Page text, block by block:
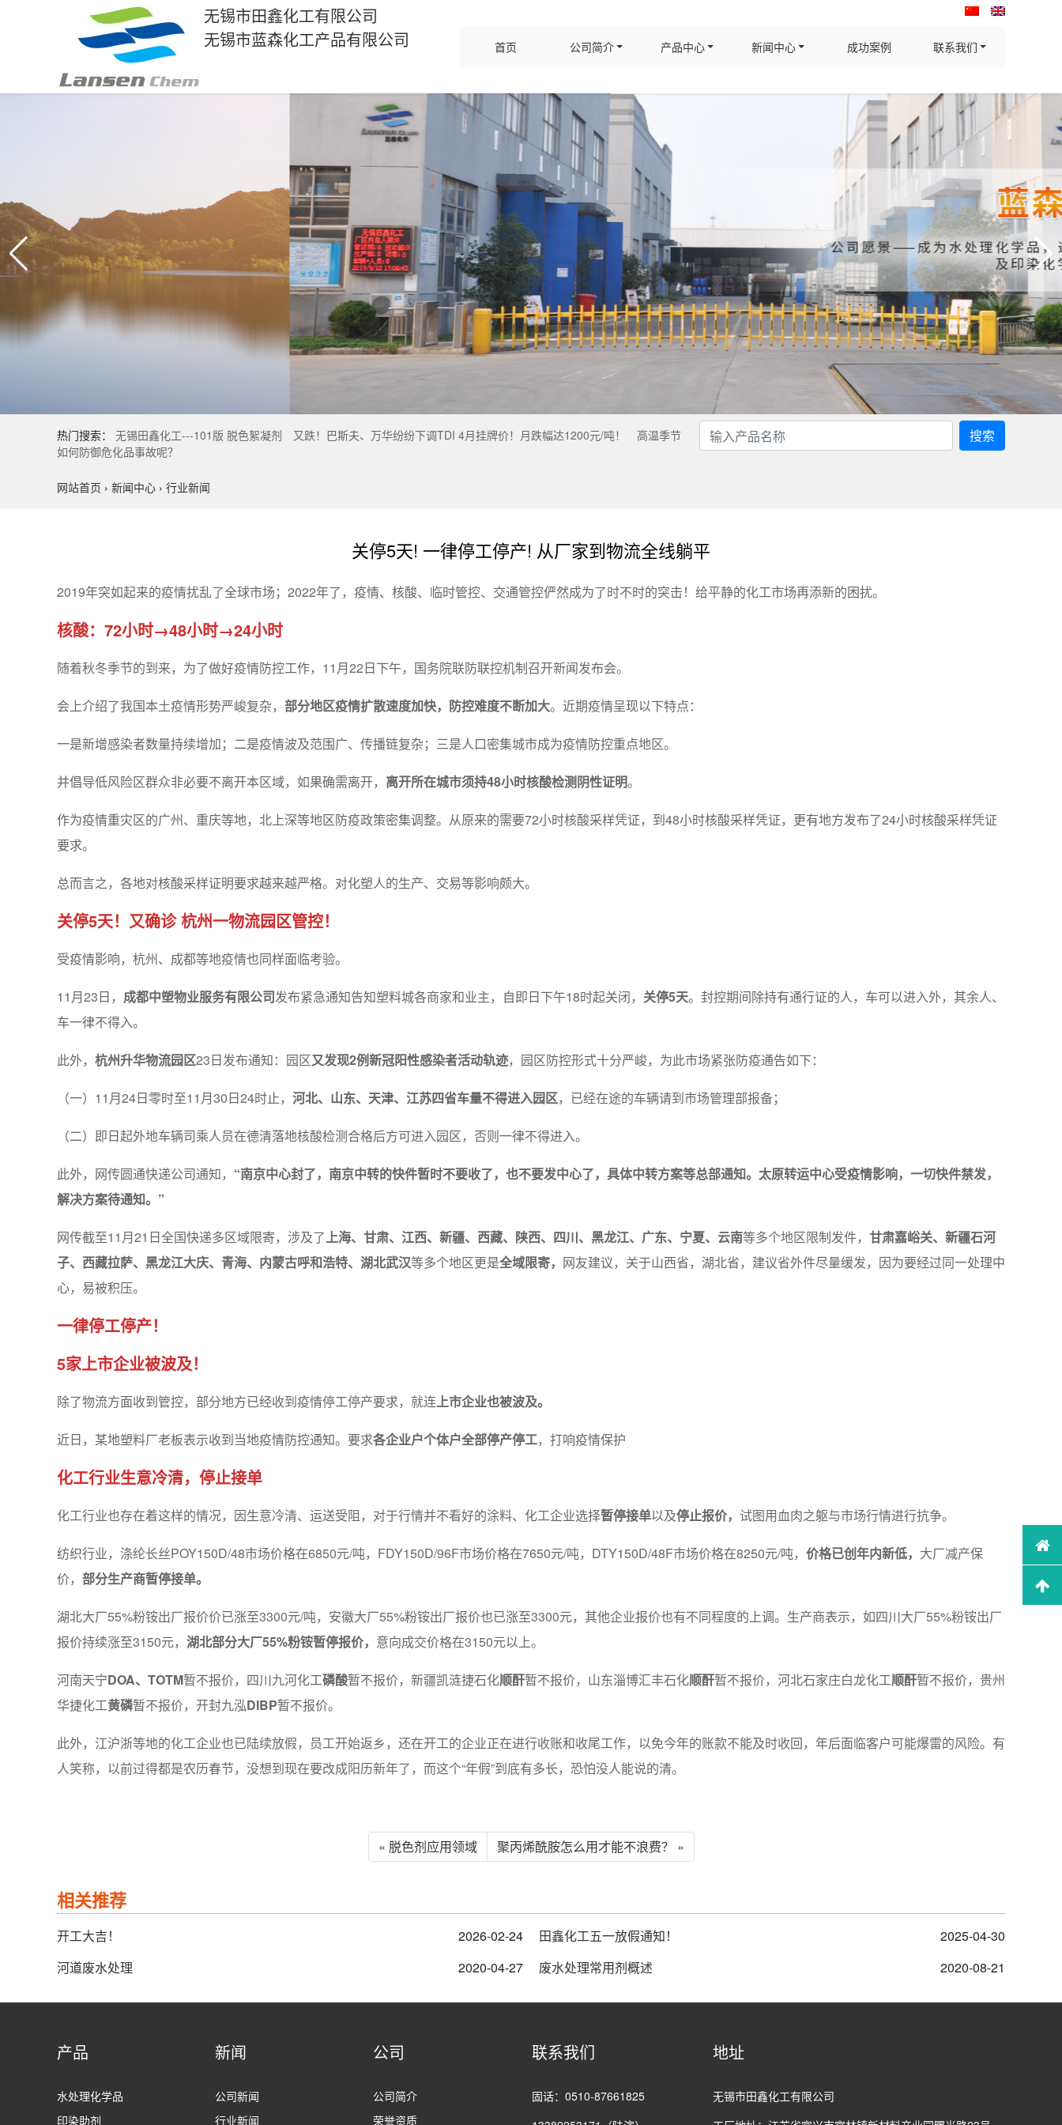
无锡市田鑫化工有限公司
无锡市蓝森化工产品有限公司
首页 公司简介 产品中心 新闻中心 成功案例 联系我们
热门搜索： 无锡田鑫化工---101版 脱色絮凝剂 又跌！巴斯夫、万华纷纷下调TDI 4月挂牌价！月跌幅达1200元/吨！
高温季节
如何防御危化品事故呢？
搜索
网站首页 › 新闻中心 › 行业新闻
关停5天! 一律停工停产! 从厂家到物流全线躺平
2019年突如起来的疫情扰乱了全球市场；2022年了，疫情、核酸、临时管控、交通管控俨然成为了时不时的突击！给平静的化工市场再添新的困扰。
核酸：72小时→48小时→24小时
随着秋冬季节的到来，为了做好疫情防控工作，11月22日下午，国务院联防联控机制召开新闻发布会。
会上介绍了我国本土疫情形势严峻复杂， 部分地区疫情扩散速度加快，防控难度不断加大。近期疫情呈现以下特点：
一是新增感染者数量持续增加；二是疫情波及范围广、传播链复杂；三是人口密集城市成为疫情防控重点地区。
并倡导低风险区群众非必要不离开本区域，如果确需离开， 离开所在城市须持48小时核酸检测阴性证明。
作为疫情重灾区的广州、重庆等地，北上深等地区防疫政策密集调整。从原来的需要72小时核酸采样凭证，到48小时核酸采样凭证，更有地方发布了24小时核酸采样凭证
要求。
总而言之，各地对核酸采样证明要求越来越严格。对化塑人的生产、交易等影响颇大。
关停5天！又确诊 杭州一物流园区管控！
受疫情影响，杭州、成都等地疫情也同样面临考验。
11月23日， 成都中塑物业服务有限公司发布紧急通知告知塑料城各商家和业主，自即日下午18时起关闭， 关停5天。封控期间除持有通行证的人，车可以进入外，其余人、
车一律不得入。
此外， 杭州升华物流园区23日发布通知：园区又发现2例新冠阳性感染者活动轨迹，园区防控形式十分严峻，为此市场紧张防疫通告如下：
（一）11月24日零时至11月30日24时止， 河北、山东、天津、江苏四省车量不得进入园区，已经在途的车辆请到市场管理部报备；
（二）即日起外地车辆司乘人员在德清落地核酸检测合格后方可进入园区，否则一律不得进入。
此外，网传圆通快递公司通知， “南京中心封了，南京中转的快件暂时不要收了，也不要发中心了，具体中转方案等总部通知。太原转运中心受疫情影响，一切快件禁发，
解决方案待通知。”
网传截至11月21日全国快递多区域限寄，涉及了上海、甘肃、江西、新疆、西藏、陕西、四川、黑龙江、广东、宁夏、云南等多个地区限制发件， 甘肃嘉峪关、新疆石河
子、西藏拉萨、黑龙江大庆、青海、内蒙古呼和浩特、湖北武汉等多个地区更是全域限寄， 网友建议，关于山西省，湖北省，建议省外件尽量缓发，因为要经过同一处理中
心，易被积压。
一律停工停产！
5家上市企业被波及！
除了物流方面收到管控，部分地方已经收到疫情停工停产要求，就连上市企业也被波及。
近日，某地塑料厂老板表示收到当地疫情防控通知。要求各企业户个体户全部停产停工，打响疫情保护
化工行业生意冷清，停止接单
化工行业也存在着这样的情况，因生意冷清、运送受阻，对于行情并不看好的涂料、化工企业选择暂停接单以及停止报价， 试图用血肉之躯与市场行情进行抗争。
纺织行业，涤纶长丝POY150D/48市场价格在6850元/吨，FDY150D/96F市场价格在7650元/吨，DTY150D/48F市场价格在8250元/吨， 价格已创年内新低， 大厂减产保
价， 部分生产商暂停接单。
湖北大厂55%粉铵出厂报价价已涨至3300元/吨，安徽大厂55%粉铵出厂报价也已涨至3300元，其他企业报价也有不同程度的上调。生产商表示，如四川大厂55%粉铵出厂
报价持续涨至3150元， 湖北部分大厂55%粉铵暂停报价， 意向成交价格在3150元以上。
河南天宁DOA、TOTM暂不报价，四川九河化工磷酸暂不报价，新疆凯涟捷石化顺酐暂不报价，山东淄博汇丰石化顺酐暂不报价，河北石家庄白龙化工顺酐暂不报价，贵州
华捷化工黄磷暂不报价，开封九泓DIBP暂不报价。
此外，江沪浙等地的化工企业也已陆续放假，员工开始返乡，还在开工的企业正在进行收账和收尾工作，以免今年的账款不能及时收回，年后面临客户可能爆雷的风险。有
人笑称，以前过得都是农历春节，没想到现在要改成阳历新年了，而这个“年假”到底有多长，恐怕没人能说的清。
« 脱色剂应用领域 聚丙烯酰胺怎么用才能不浪费？ »
相关推荐
开工大吉！ 2026-02-24 田鑫化工五一放假通知！
2025-04-30
河道废水处理
2020-04-27 废水处理常用剂概述 2020-08-21
产品
水处理化学品
印染助剂
新闻
公司新闻
行业新闻
公司
公司简介
荣誉资质
联系我们
固话：0510-87661825
地址
无锡市田鑫化工有限公司